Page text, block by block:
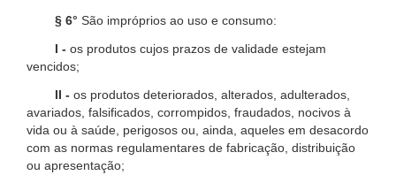
§ 6° São impróprios ao uso e consumo:
I - os produtos cujos prazos de validade estejam
vencidos;
II - os produtos deteriorados, alterados, adulterados,
avariados, falsificados, corrompidos, fraudados, nocivos à
vida ou à saúde, perigosos ou, ainda, aqueles em desacordo
com as normas regulamentares de fabricação, distribuição
ou apresentação;